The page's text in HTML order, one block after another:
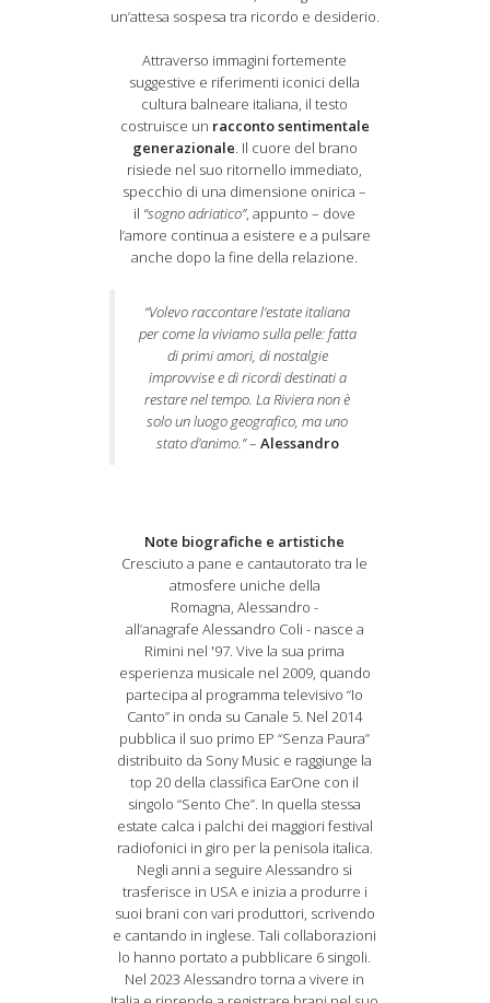
un’attesa sospesa tra ricordo e desiderio.
Attraverso immagini fortemente
suggestive e riferimenti iconici della
cultura balneare italiana, il testo
costruisce un racconto sentimentale
generazionale. Il cuore del brano
risiede nel suo ritornello immediato,
specchio di una dimensione onirica –
il “sogno adriatico”, appunto – dove
l’amore continua a esistere e a pulsare
anche dopo la fine della relazione.
“Volevo raccontare l'estate italiana
per come la viviamo sulla pelle: fatta
di primi amori, di nostalgie
improvvise e di ricordi destinati a
restare nel tempo. La Riviera non è
solo un luogo geografico, ma uno
stato d'animo.”– Alessandro
Note biografiche e artistiche
Cresciuto a pane e cantautorato tra le
atmosfere uniche della
Romagna, Alessandro -
all’anagrafe Alessandro Coli - nasce a
Rimini nel '97. Vive la sua prima
esperienza musicale nel 2009, quando
partecipa al programma televisivo “Io
Canto” in onda su Canale 5. Nel 2014
pubblica il suo primo EP “Senza Paura”
distribuito da Sony Music e raggiunge la
top 20 della classifica EarOne con il
singolo “Sento Che”. In quella stessa
estate calca i palchi dei maggiori festival
radiofonici in giro per la penisola italica.
Negli anni a seguire Alessandro si
trasferisce in USA e inizia a produrre i
suoi brani con vari produttori, scrivendo
e cantando in inglese. Tali collaborazioni
lo hanno portato a pubblicare 6 singoli.
Nel 2023 Alessandro torna a vivere in